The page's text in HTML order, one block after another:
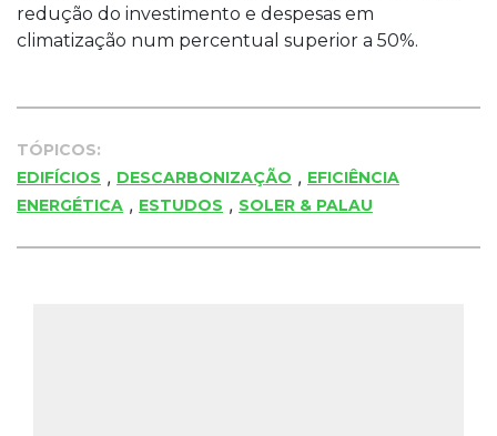
redução do investimento e despesas em
climatização num percentual superior a 50%.
TÓPICOS:
EDIFÍCIOS , DESCARBONIZAÇÃO , EFICIÊNCIA
ENERGÉTICA , ESTUDOS , SOLER & PALAU